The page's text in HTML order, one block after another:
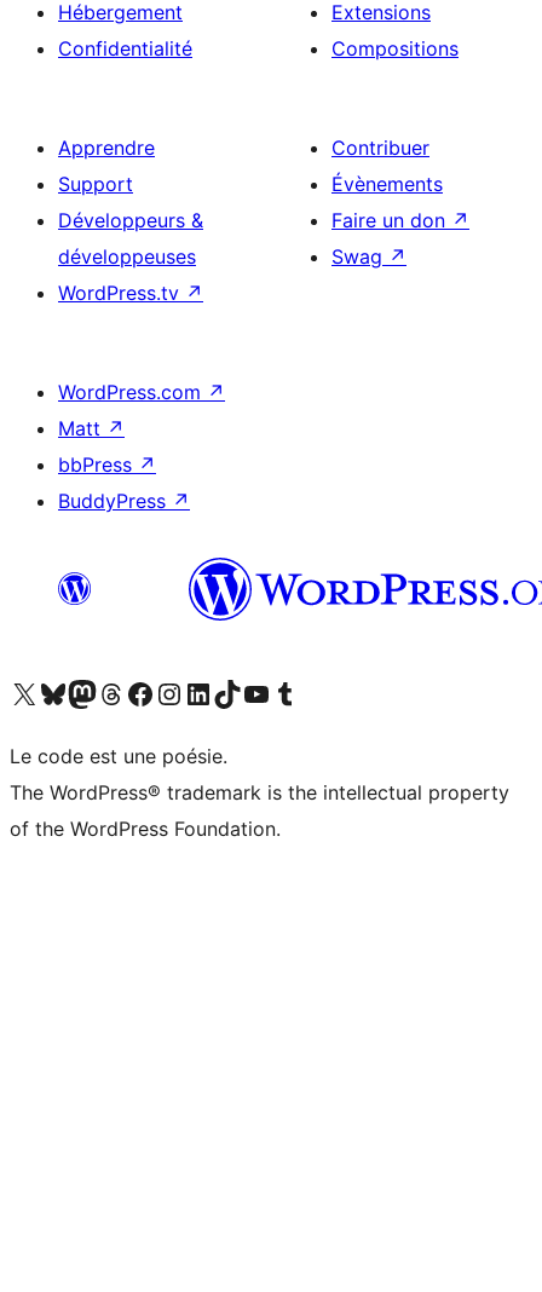
Hébergement
Confidentialité
Extensions
Compositions
Apprendre
Support
Développeurs &
développeuses
WordPress.tv ↗
Contribuer
Évènements
Faire un don ↗
Swag ↗
WordPress.com ↗
Matt ↗
bbPress ↗
BuddyPress ↗
Visitez notre compte X (précédemment Twitter)
Visiter notre compte Bluesky
Visiter notre compte Mastodon
Visiter notre compte Threads
Consulter notre compte Facebook
Consulter notre compte Instagram
Consulter notre compte LinkedIn
Visiter notre compte TokTok
Visiter notre chaîne YouTube
Visiter notre compte Tumblr
Le code est une poésie.
The WordPress® trademark is the intellectual property
of the WordPress Foundation.